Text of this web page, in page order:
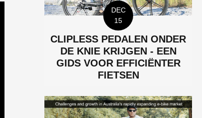
DEC
15
CLIPLESS PEDALEN ONDER
DE KNIE KRIJGEN - EEN
GIDS VOOR EFFICIËNTER
FIETSEN